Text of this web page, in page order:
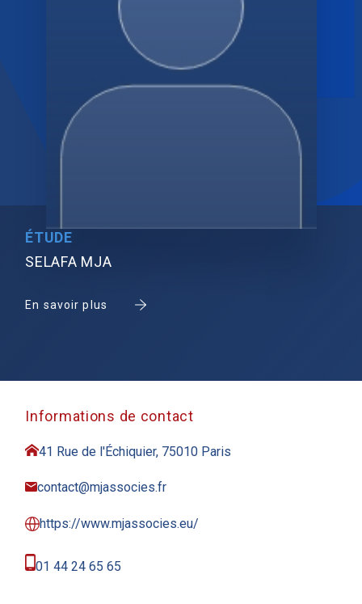
ÉTUDE
SELAFA MJA
En savoir plus
Informations de contact
41 Rue de l'Échiquier, 75010 Paris
contact@mjassocies.fr
https://www.mjassocies.eu/
01 44 24 65 65